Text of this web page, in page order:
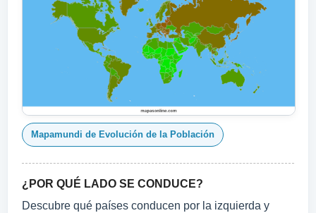
Mapamundi de Evolución de la Población
¿POR QUÉ LADO SE CONDUCE?
Descubre qué países conducen por la izquierda y